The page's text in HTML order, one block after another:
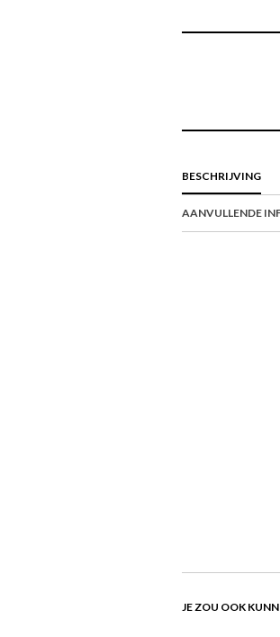
BESCHRIJVING
AANVULLENDE
JE ZOU OOK